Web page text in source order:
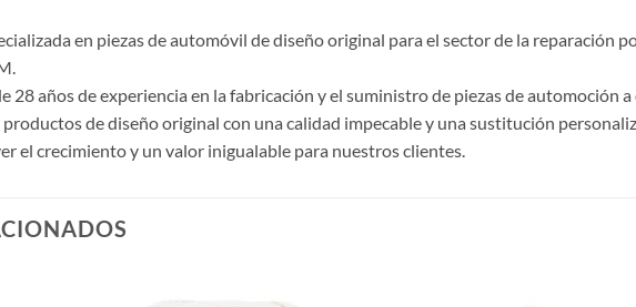
en piezas de automóvil de diseño original para el sector de la reparación
28 años de experiencia en la fabricación y el suministro de piezas de automoción a
de diseño original con una calidad impecable y una sustitución
el crecimiento y un valor inigualable para nuestros clientes.